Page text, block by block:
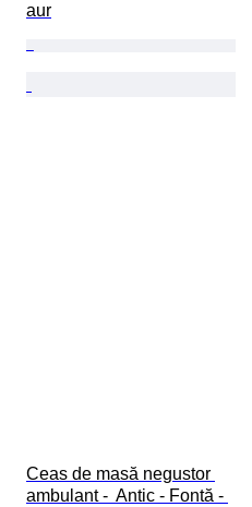
aur
Ceas de masă negustor
ambulant -  Antic - Fontă -